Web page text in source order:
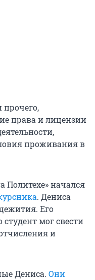
прочего,
права и лицензии
проживания в
Политехе» начался
. Дениса
Его
мог свести
и
Дениса. Они